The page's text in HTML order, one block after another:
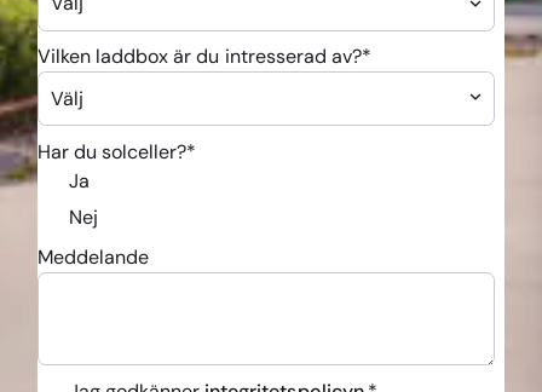
Vilken laddbox är du intresserad av?*
Har du solceller?*
Ja
Nej
Meddelande